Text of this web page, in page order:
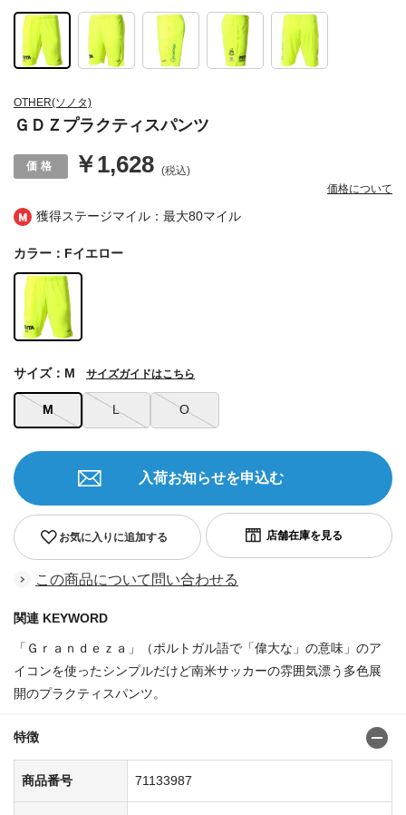
獲得ステージマイル：最大80マイル
OTHER(ソノタ)
ＧＤＺプラクティスパンツ
￥1,628 (税込)
価格について
カラー：Fイエロー
M L O
サイズ：M サイズガイドはこちら
お気に入りに追加する
入荷お知らせを申込む
この商品について問い合わせる
関連 KEYWORD
「Ｇｒａｎｄｅｚａ」（ポルトガル語で「偉大な」の意味」のア
イコンを使ったシンプルだけど南米サッカーの雰囲気漂う多色展
開のプラクティスパンツ。
特徴
商品番号 71133987